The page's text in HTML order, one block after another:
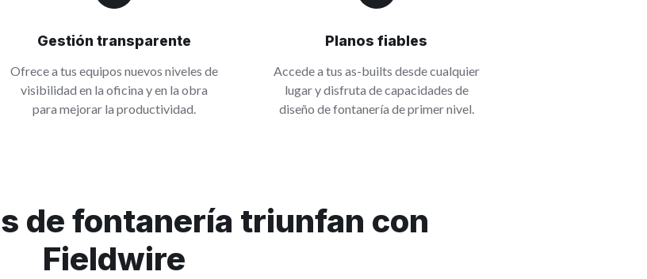
Gestión transparente
Ofrece a tus equipos nuevos niveles de
visibilidad en la oficina y en la obra
para mejorar la productividad.
Planos fiables
Accede a tus as-builts desde cualquier
lugar y disfruta de capacidades de
diseño de fontanería de primer nivel.
de fontanería triunfan con
Fieldwire